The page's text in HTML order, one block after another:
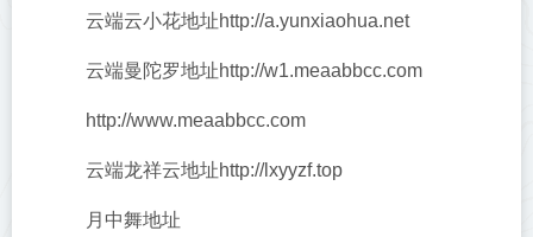
云端云小花地址http://a.yunxiaohua.net
云端曼陀罗地址http://w1.meaabbcc.com
http://www.meaabbcc.com
云端龙祥云地址http://lxyyzf.top
月中舞地址